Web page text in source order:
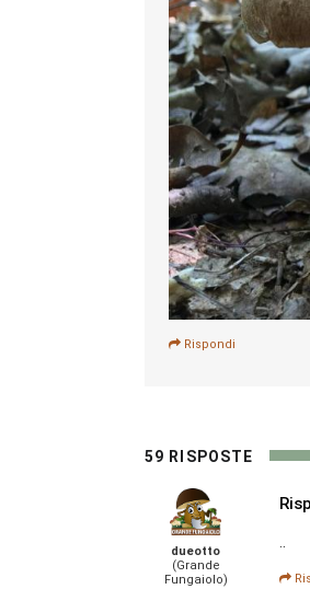
Rispondi
59 RISPOSTE
dueotto
(Grande
Fungaiolo)
..